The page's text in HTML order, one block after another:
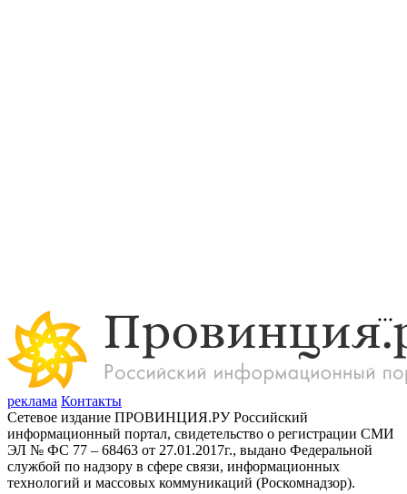
реклама Контакты
Сетевое издание ПРОВИНЦИЯ.РУ Российский
информационный портал, свидетельство о регистрации СМИ
ЭЛ № ФС 77 – 68463 от 27.01.2017г., выдано Федеральной
службой по надзору в сфере связи, информационных
технологий и массовых коммуникаций (Роскомнадзор).